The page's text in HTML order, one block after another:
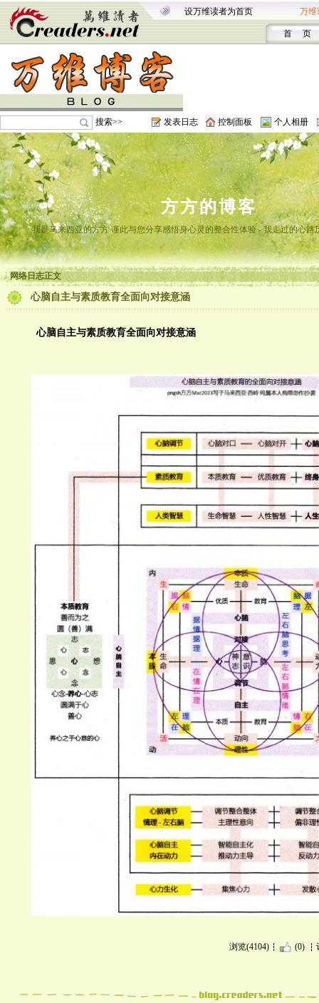
设万维读者为首页 万维
首 页
搜索>> 发表日志 控制面板 个人相册
方方的博客
我是马来西亚的方方 谨此与您分享感悟身心灵的整合性体验 - 我走过的心路
网络日志正文
心脑自主与素质教育全面向对接意涵
心脑自主与素质教育全面向对接意涵
浏览(4104) (0)